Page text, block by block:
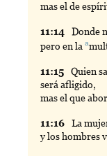
mas el de
11:14 Donde
pero en laa
11:15 Quien
será afligido,
mas el que
11:16 La
y los hombres